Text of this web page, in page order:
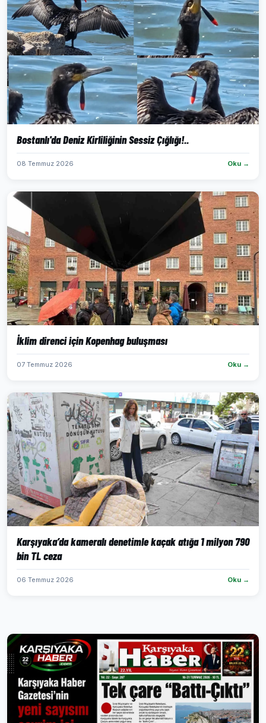
Bostanlı'da Deniz Kirliliğinin Sessiz Çığlığı!..
08 Temmuz 2026 Oku →
İklim direnci için Kopenhag buluşması
07 Temmuz 2026 Oku →
Karşıyaka’da kameralı denetimle kaçak atığa 1 milyon 790
bin TL ceza
06 Temmuz 2026 Oku →